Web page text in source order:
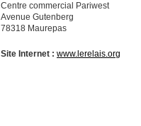
Centre commercial Pariwest
Avenue Gutenberg
78318 Maurepas
Site Internet : www.lerelais.org